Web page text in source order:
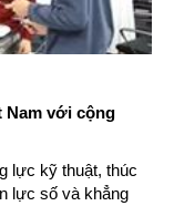
Nam với cộng
lực kỹ thuật, thúc
lực số và khẳng